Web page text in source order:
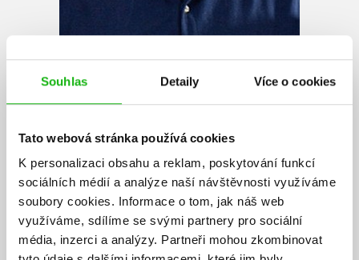
Souhlas Detaily Více o cookies
Tato webová stránka používá cookies
K personalizaci obsahu a reklam, poskytování funkcí
sociálních médií a analýze naší návštěvnosti využíváme
soubory cookies. Informace o tom, jak náš web
využíváme, sdílíme se svými partnery pro sociální
média, inzerci a analýzy. Partneři mohou zkombinovat
Jaroslav Čechura
Prof. PhDr. Jaroslav Čechura, DrSc., se zabývá hospodářskými a
sociálními dějinami Čech ve středoevropském kontextu. Historii
středověku a raného novověku nahlíží „zdola“, konkrétně prizmatem
poddanských vztahů, každodennosti, rebelií, kriminality, sexuality či
tradiční kultury venkova. Vzhledem k nebývalému rozsahu knižní
tvorby, která cílí nejen na odborného, ale i laického čtenáře, patří k
nejvýznamnějším současným českým představitelům mikrohistorie.